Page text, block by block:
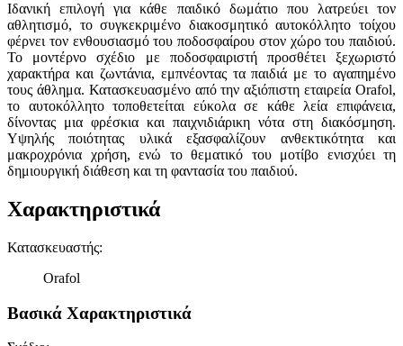
Ιδανική επιλογή για κάθε παιδικό δωμάτιο που λατρεύει τον
αθλητισμό, το συγκεκριμένο διακοσμητικό αυτοκόλλητο τοίχου
φέρνει τον ενθουσιασμό του ποδοσφαίρου στον χώρο του παιδιού.
Το μοντέρνο σχέδιο με ποδοσφαιριστή προσθέτει ξεχωριστό
χαρακτήρα και ζωντάνια, εμπνέοντας τα παιδιά με το αγαπημένο
τους άθλημα. Κατασκευασμένο από την αξιόπιστη εταιρεία Orafol,
το αυτοκόλλητο τοποθετείται εύκολα σε κάθε λεία επιφάνεια,
δίνοντας μια φρέσκια και παιχνιδιάρικη νότα στη διακόσμηση.
Υψηλής ποιότητας υλικά εξασφαλίζουν ανθεκτικότητα και
μακροχρόνια χρήση, ενώ το θεματικό του μοτίβο ενισχύει τη
δημιουργική διάθεση και τη φαντασία του παιδιού.
Χαρακτηριστικά
Κατασκευαστής:
Orafol
Βασικά Χαρακτηριστικά